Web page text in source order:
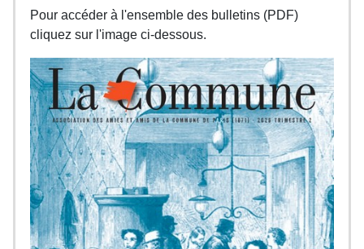
Pour accéder à l'ensemble des bulletins (PDF)
cliquez sur l'image ci-dessous.